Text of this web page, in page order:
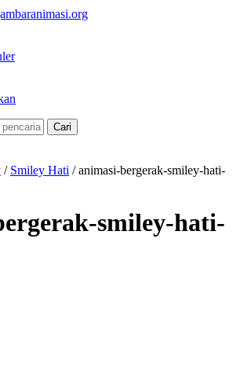
Cari
/ Smiley Hati / animasi-bergerak-smiley-hati-
smiley-hati-